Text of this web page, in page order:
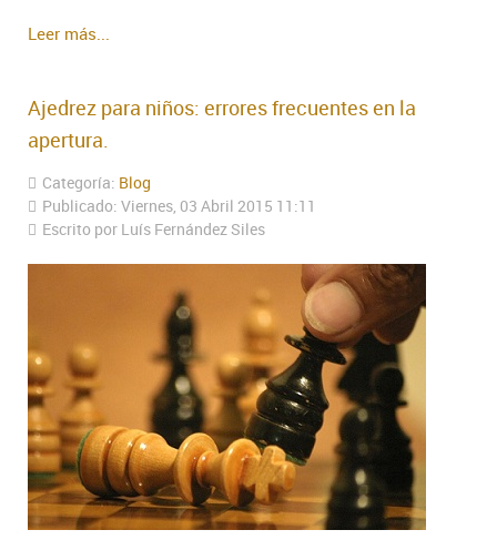
Leer más...
Ajedrez para niños: errores frecuentes en la
apertura.
Categoría: Blog
Publicado: Viernes, 03 Abril 2015 11:11
Escrito por Luís Fernández Siles